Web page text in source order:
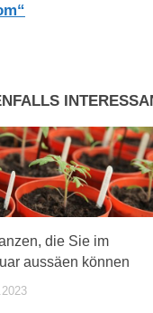
die Sie im
aussäen können